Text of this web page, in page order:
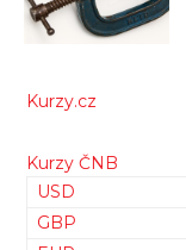
Kurzy.cz
Kurzy ČNB
USD
GBP